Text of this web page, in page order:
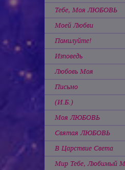
Тебе, Моя ЛЮБОВЬ
Моей Любви
Помилуйте!
Изповедь
Любовь Моя
Письмо
(И.Б.)
Моя ЛЮБОВЬ
Святая ЛЮБОВЬ
В Царствие Света
Мир Тебе, Любимый